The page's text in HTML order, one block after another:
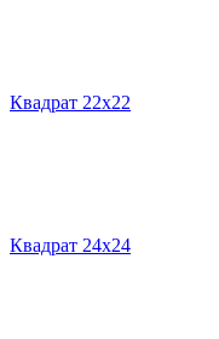
Квадрат 22х22
Квадрат 24х24